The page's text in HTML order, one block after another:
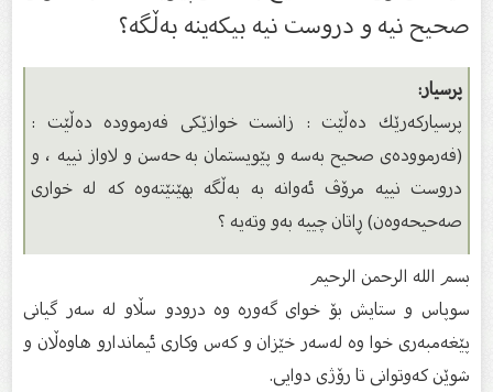
صحیح نیە و دروست نیە بیکەینە بەڵگە؟
پرسیار:
پرسیاركەرێك دەڵێت : زانست خوازێكی فەرموودە دەڵێت :
(فەرموودەی صحیح بەسە و پێویستمان بە حەسن و لاواز نییە ، و
دروست نییە مرۆڤ ئەوانە بە بەڵگە بهێنێتەوە كە لە خواری
صەحیحەوەن) ڕاتان چییە بەو وتەیە ؟
بسم الله الرحمن الرحیم
سوپاس و ستایش بۆ خواى گەورە وە درودو سڵاو لە سەر گیانى
پێغەمبەرى خوا وە لەسەر خێزان و كەس وكارى ئیماندارو هاوەڵان و
شوێن كەوتوانى تا رۆژى دوایى.